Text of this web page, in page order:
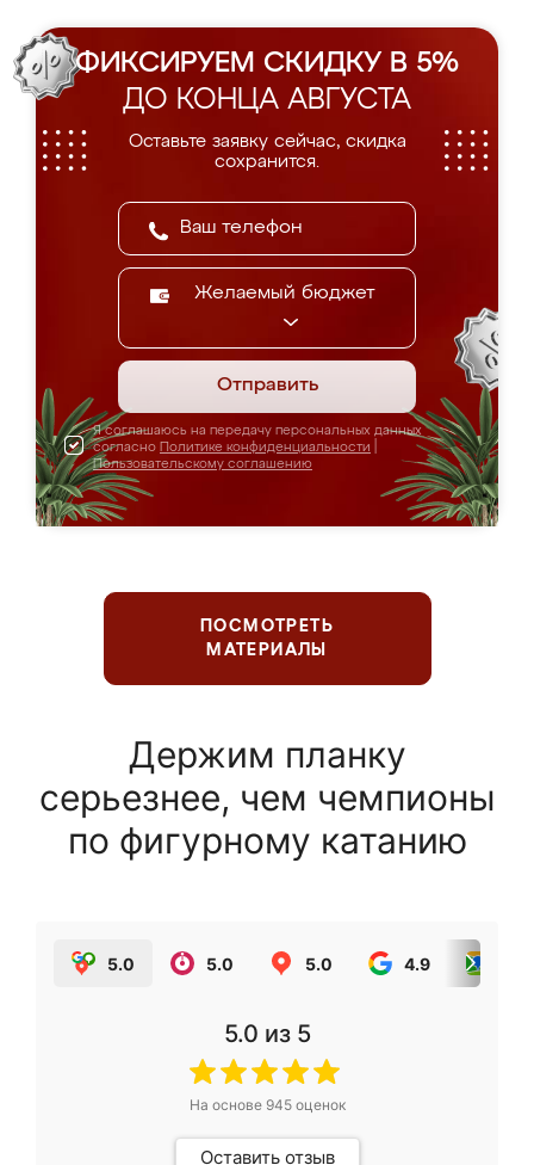
ФИКСИРУЕМ СКИДКУ В 5%
ДО КОНЦА АВГУСТА
Оставьте заявку сейчас, скидка
сохранится.
Желаемый бюджет
Отправить
Я соглашаюсь на передачу персональных данных
согласно Политике конфиденциальности
Пользовательскому соглашению
ПОСМОТРЕТЬ
МАТЕРИАЛЫ
Держим планку
серьезнее, чем чемпионы
по фигурному катанию
5.0 5.0 5.0 4.9
5.0 из 5
На основе 945оценок
Оставить отзыв